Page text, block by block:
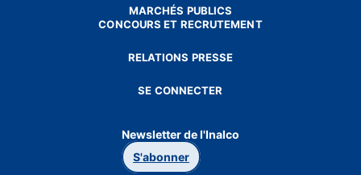
MARCHÉS PUBLICS
CONCOURS ET RECRUTEMENT
RELATIONS PRESSE
SE CONNECTER
Newsletter de l'Inalco
S'abonner